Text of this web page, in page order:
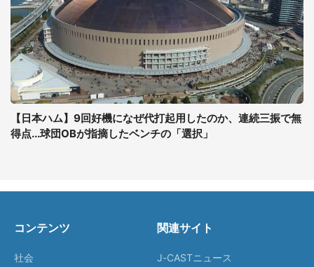
【日本ハム】9回好機になぜ代打起用したのか、連続三振で無
得点...球団OBが指摘したベンチの「選択」
コンテンツ
社会
関連サイト
J-CASTニュース